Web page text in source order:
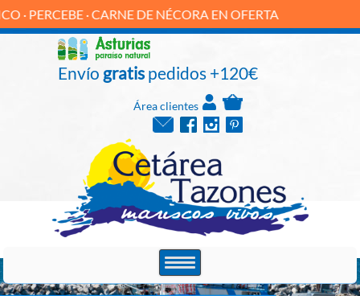
· CARNE DE NÉCORA EN OFERTA
Envío gratispedidos +120€
Área clientes